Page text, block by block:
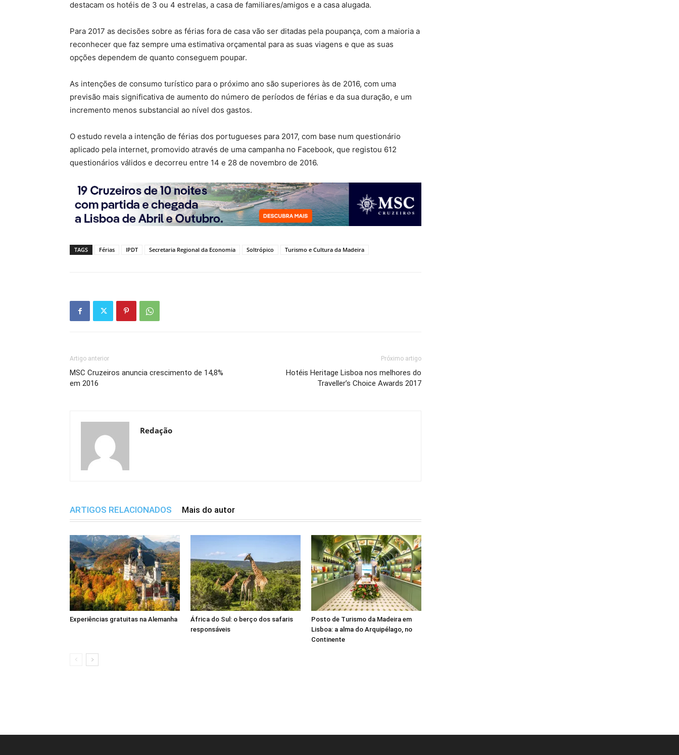
destacam os hotéis de 3 ou 4 estrelas, a casa de familiares/amigos e a casa alugada.
Para 2017 as decisões sobre as férias fora de casa vão ser ditadas pela poupança, com a maioria a
reconhecer que faz sempre uma estimativa orçamental para as suas viagens e que as suas
opções dependem de quanto conseguem poupar.
As intenções de consumo turístico para o próximo ano são superiores às de 2016, com uma
previsão mais significativa de aumento do número de períodos de férias e da sua duração, e um
incremento menos substancial ao nível dos gastos.
O estudo revela a intenção de férias dos portugueses para 2017, com base num questionário
aplicado pela internet, promovido através de uma campanha no Facebook, que registou 612
questionários válidos e decorreu entre 14 e 28 de novembro de 2016.
TAGS Férias IPDT Secretaria Regional da Economia Soltrópico Turismo e Cultura da Madeira
Artigo anterior
MSC Cruzeiros anuncia crescimento de 14,8%
em 2016
Próximo artigo
Hotéis Heritage Lisboa nos melhores do
Traveller’s Choice Awards 2017
Redação
ARTIGOS RELACIONADOS Mais do autor
Experiências gratuitas na Alemanha
África do Sul: o berço dos safaris
responsáveis
Posto de Turismo da Madeira em
Lisboa: a alma do Arquipélago, no
Continente